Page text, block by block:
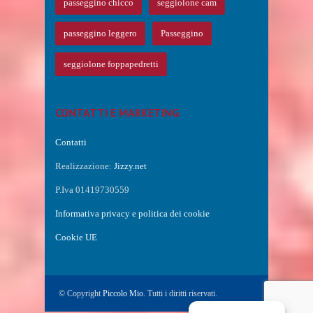
passeggino chicco seggiolone cam
passeggino leggero Passeggino
seggiolone foppapedretti
CONTATTI E MARKETING
Contatti
Realizzazione: Jizzy.net
P.Iva 01419730559
Informativa privacy e politica dei cookie
Cookie UE
© CopyrightPiccolo Mio. Tutti i diritti riservati.